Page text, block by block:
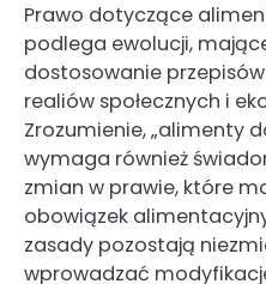
Prawo dotyczące
podlega ewolucji,
dostosowanie
realiów społecznych i
Zrozumienie, „alimenty
wymaga również
zmian w prawie, które
obowiązek
zasady pozostają
wprowadzać